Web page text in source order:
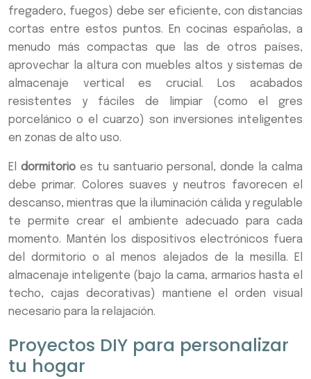
fregadero, fuegos) debe ser eficiente, con distancias
cortas entre estos puntos. En cocinas españolas, a
menudo más compactas que las de otros países,
aprovechar la altura con muebles altos y sistemas de
almacenaje vertical es crucial. Los acabados
resistentes y fáciles de limpiar (como el gres
porcelánico o el cuarzo) son inversiones inteligentes
en zonas de alto uso.
El dormitorioes tu santuario personal, donde la calma
debe primar. Colores suaves y neutros favorecen el
descanso, mientras que la iluminación cálida y regulable
te permite crear el ambiente adecuado para cada
momento. Mantén los dispositivos electrónicos fuera
del dormitorio o al menos alejados de la mesilla. El
almacenaje inteligente (bajo la cama, armarios hasta el
techo, cajas decorativas) mantiene el orden visual
necesario para la relajación.
Proyectos DIY para personalizar
tu hogar